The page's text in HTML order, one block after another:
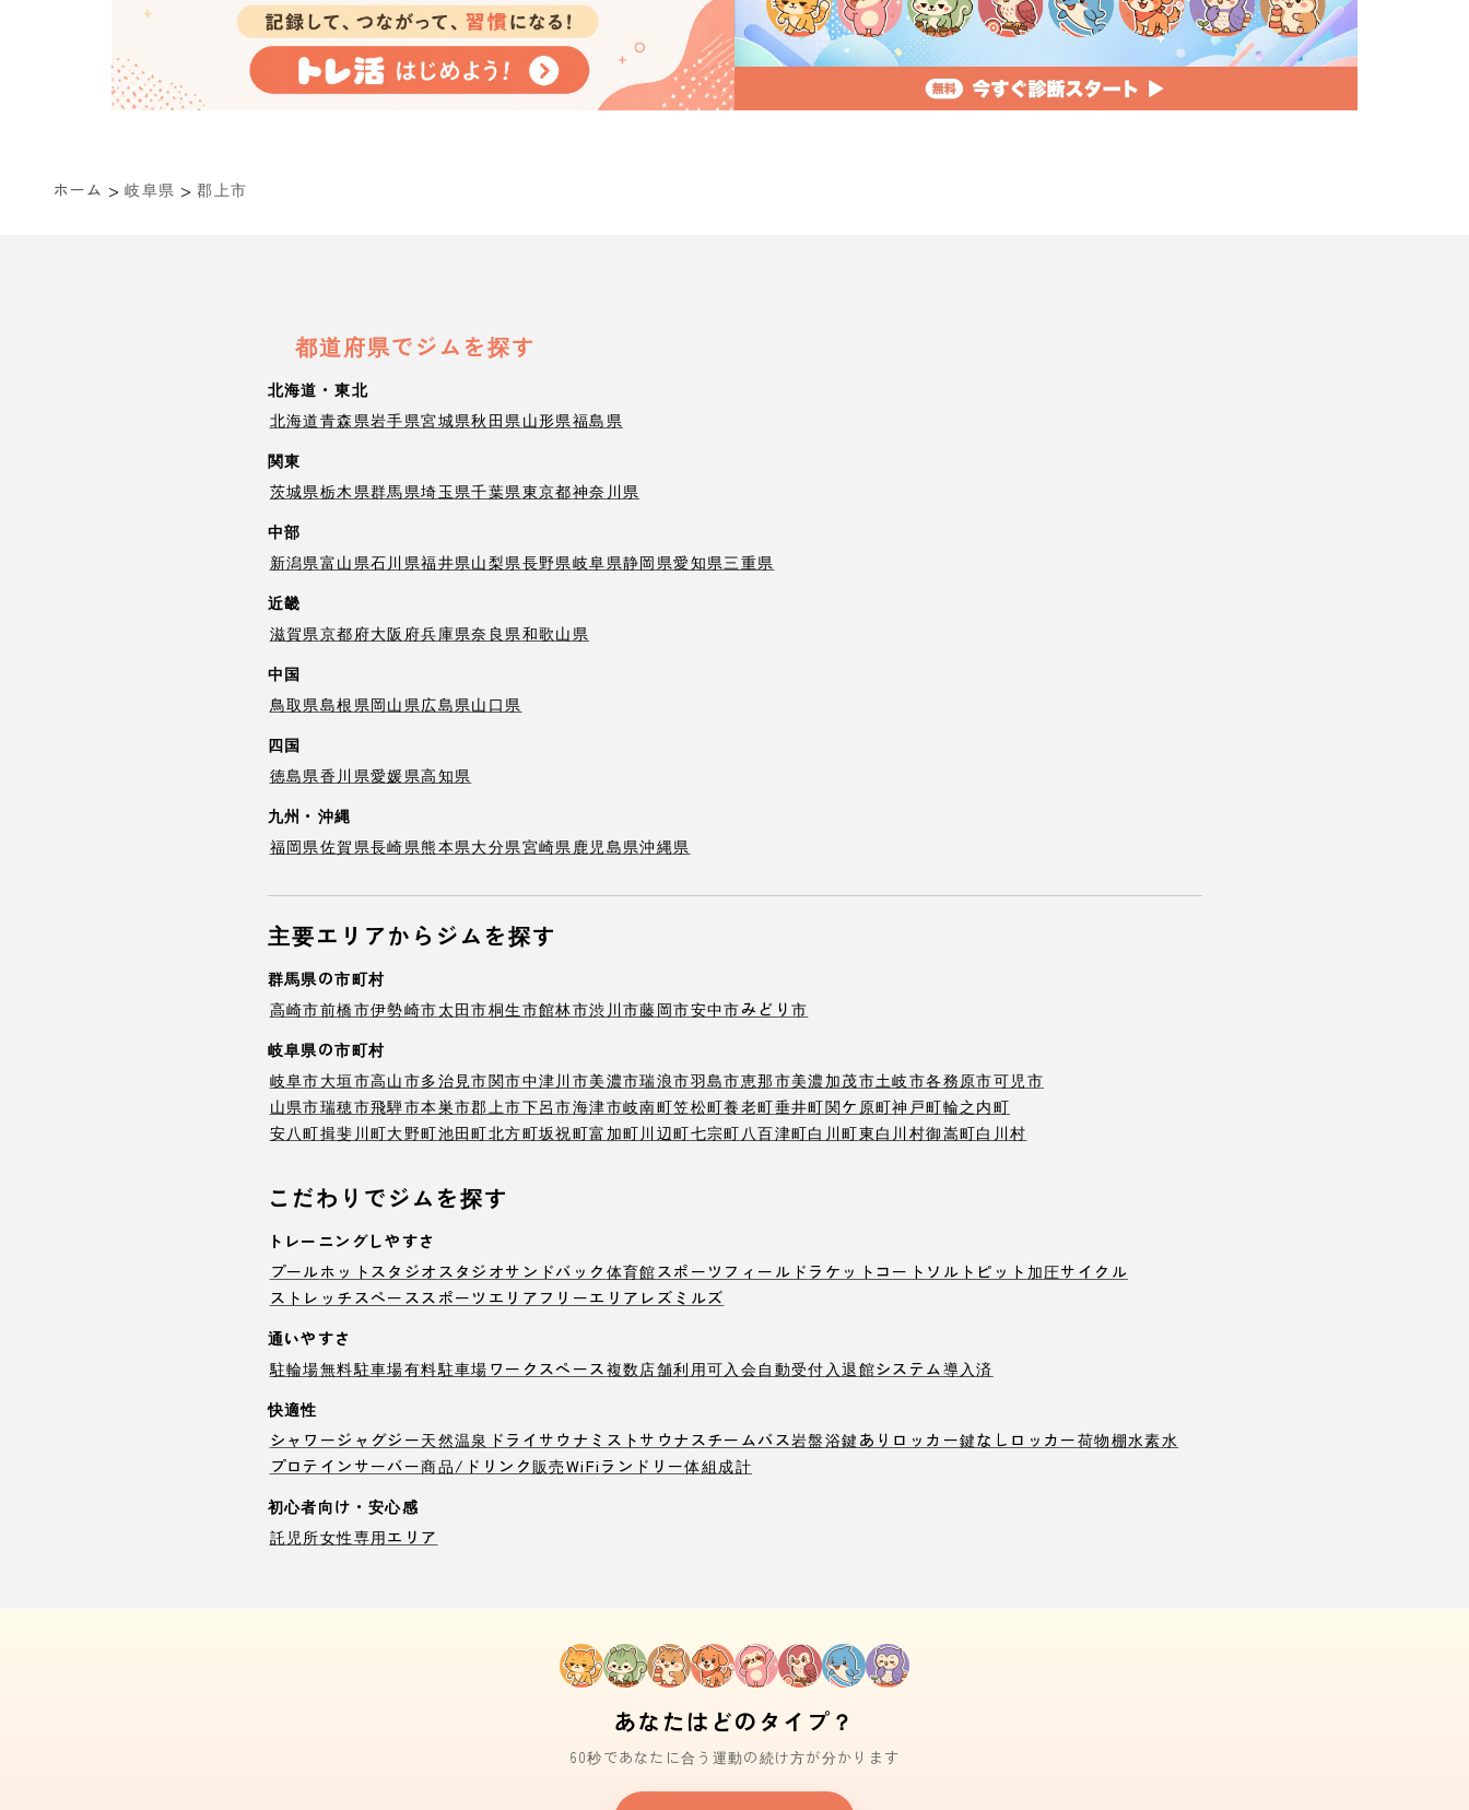
ホーム > 岐阜県 > 郡上市
都道府県でジムを探す
北海道・東北
北海道青森県岩手県宮城県秋田県山形県福島県
関東
茨城県栃木県群馬県埼玉県千葉県東京都神奈川県
中部
新潟県富山県石川県福井県山梨県長野県岐阜県静岡県愛知県三重県
近畿
滋賀県京都府大阪府兵庫県奈良県和歌山県
中国
鳥取県島根県岡山県広島県山口県
四国
徳島県香川県愛媛県高知県
九州・沖縄
福岡県佐賀県長崎県熊本県大分県宮崎県鹿児島県沖縄県
主要エリアからジムを探す
群馬県の市町村
高崎市前橋市伊勢崎市太田市桐生市館林市渋川市藤岡市安中市みどり市
岐阜県の市町村
岐阜市大垣市高山市多治見市関市中津川市美濃市瑞浪市羽島市恵那市美濃加茂市土岐市各務原市可児市
山県市瑞穂市飛騨市本巣市郡上市下呂市海津市岐南町笠松町養老町垂井町関ケ原町神戸町輪之内町
安八町揖斐川町大野町池田町北方町坂祝町富加町川辺町七宗町 八百津町白川町東白川村御嵩町白川村
こだわりでジムを探す
トレーニングしやすさ
プールホットスタジオ スタジオサンドバック 体育館スポーツフィールド ラケットコート ソルトピット 加圧サイクル
ストレッチスペーススポーツエリア フリーエリア レズミルズ
通いやすさ
駐輪場無料駐車場有料駐車場 ワークスペース複数店舗利用可入会自動受付 入退館システム導入済
快適性
シャワージャグジー天然温泉 ドライサウナ ミストサウナ スチームバス岩盤浴鍵ありロッカー鍵なしロッカー荷物棚水素水
プロテインサーバー商品/ドリンク販売WiFi ランドリー体組成計
初心者向け・安心感
託児所女性専用エリア
あなたはどのタイプ？
60秒であなたに合う運動の続け方が分かります